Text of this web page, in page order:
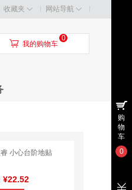
收藏夹 网站导航
󰃦 我的购物车
0
小心台阶地贴
¥22.52
购
物
车
0